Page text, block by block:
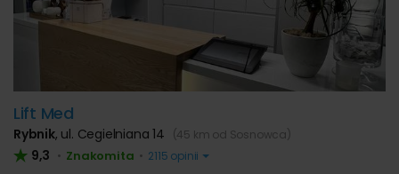
Lift Med
Rybnik, ul. Cegielniana 14 (45 km od Sosnowca)
9,3 • Znakomita • 2115 opinii